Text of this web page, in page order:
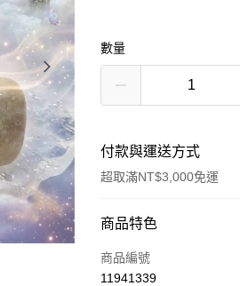
數量
付款與運送方式
超取滿NT$3,000免運
付款方式
信用卡一次付款
商品特色
商品編號
11941339